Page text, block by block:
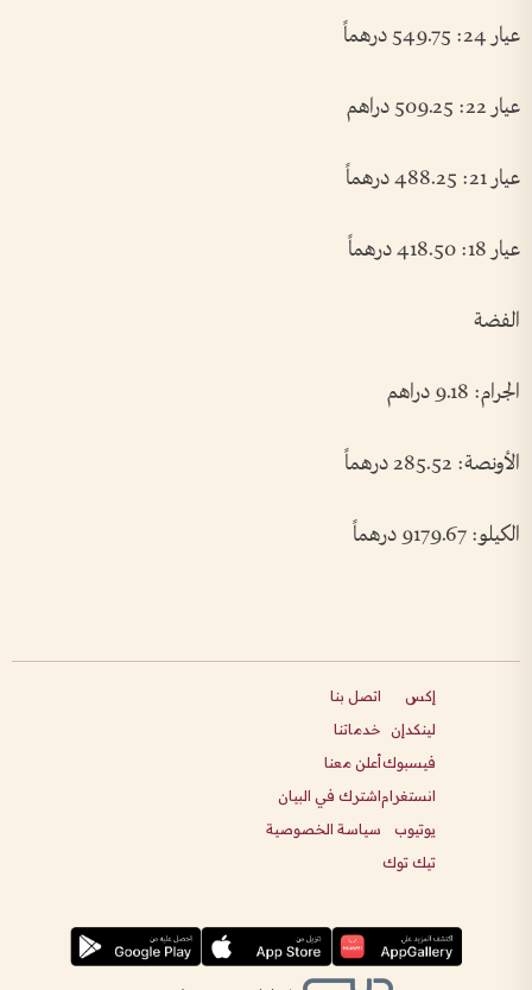
عيار 24: 549.75 درهماً
عيار 22: 509.25 دراهم
عيار 21: 488.25 درهماً
عيار 18: 418.50 درهماً
الفضة
الجرام: 9.18 دراهم
الأونصة: 285.52 درهماً
الكيلو: 9179.67 درهماً
إكس
لينكدإن
فيسبوك
انستغرام
يوتيوب
تيك توك
اتصل بنا
خدماتنا
أعلن معنا
اشترك في البيان
سياسة الخصوصية